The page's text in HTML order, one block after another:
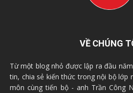
VỀ CHÚNG
Từ một blog nhỏ được lập ra đầu
tin, chia sẻ kiến thức trong nội bộ lớp
môn cùng tiến bộ - anh Trần Công